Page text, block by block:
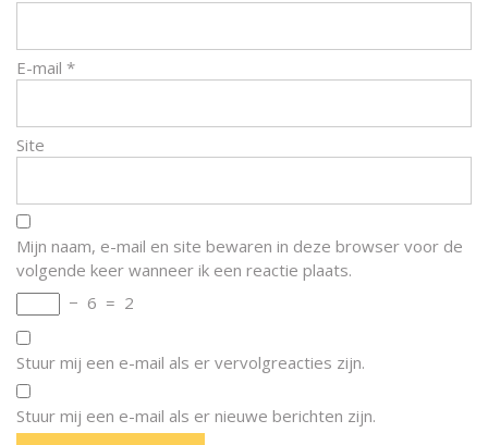
E-mail *
Site
Mijn naam, e-mail en site bewaren in deze browser voor de
volgende keer wanneer ik een reactie plaats.
− 6 = 2
Stuur mij een e-mail als er vervolgreacties zijn.
Stuur mij een e-mail als er nieuwe berichten zijn.